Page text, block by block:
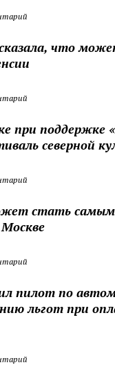
что
при поддержке
северной
стать
пилот по
льгот при